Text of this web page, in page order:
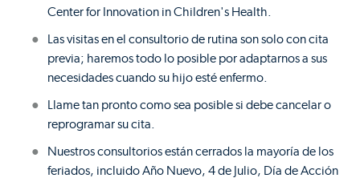
Center for Innovation in Children's Health.
Las visitas en el consultorio de rutina son solo con cita
previa; haremos todo lo posible por adaptarnos a sus
necesidades cuando su hijo esté enfermo.
Llame tan pronto como sea posible si debe cancelar o
reprogramar su cita.
Nuestros consultorios están cerrados la mayoría de los
feriados, incluido Año Nuevo, 4 de Julio, Día de Acción